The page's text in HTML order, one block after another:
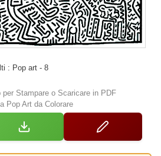
: Pop art - 8
Stampare o Scaricare in PDF
Pop Art da Colorare